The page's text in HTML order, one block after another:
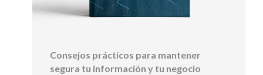
Consejos prácticos para mantener
segura tu información y tu negocio